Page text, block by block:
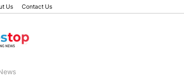
Us Contact Us